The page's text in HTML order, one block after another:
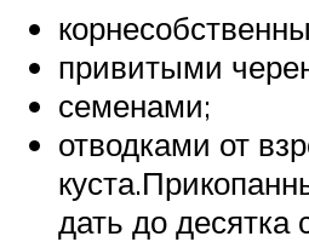
привитыми
семенами;
отводками от
дать до десятка